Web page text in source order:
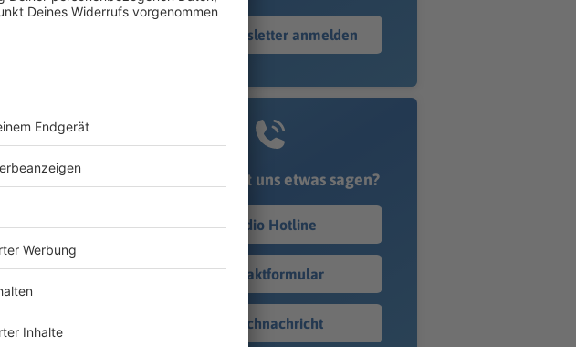
gelingt, eine
dieser Vorwurf
verletzte
«Er hat
dieser Club
Zum Newsletter anmelden
Du möchtest uns etwas sagen?
Studio Hotline
Kontaktformular
Sprachnachricht